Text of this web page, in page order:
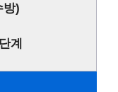
방)
계